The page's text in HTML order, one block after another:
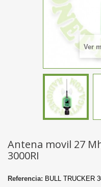
Ver
Antena movil 27
3000RI
Referencia: BULL TRUCKER